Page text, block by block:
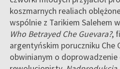
koszmarnych realiach
wspólnie z Tarikiem Salehem
Who Betrayed Che Guevara?,
argentyńskim poruczniku Che
obwinianym o doprowadzenie